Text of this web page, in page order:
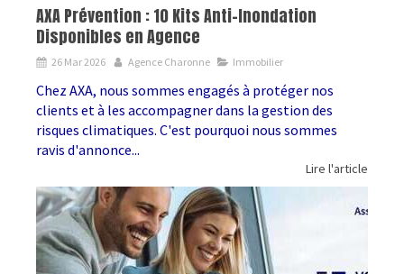
AXA Prévention : 10 Kits Anti-Inondation
Disponibles en Agence
26 Mar 2026 Agence Charonne Immobilier
Chez AXA, nous sommes engagés à protéger nos
clients et à les accompagner dans la gestion des
risques climatiques. C'est pourquoi nous sommes
ravis d'annonce...
Lire l'article